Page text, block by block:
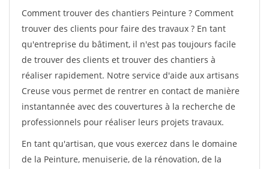
Comment trouver des chantiers Peinture ? Comment
trouver des clients pour faire des travaux ? En tant
qu'entreprise du bâtiment, il n'est pas toujours facile
de trouver des clients et trouver des chantiers à
réaliser rapidement. Notre service d'aide aux artisans
Creuse vous permet de rentrer en contact de manière
instantannée avec des couvertures à la recherche de
professionnels pour réaliser leurs projets travaux.
En tant qu'artisan, que vous exercez dans le domaine
de la Peinture, menuiserie, de la rénovation, de la